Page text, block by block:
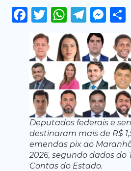
Facebook
Twitter
Deputados federais e
destinaram mais de R$
emendas pix ao
2026, segundo dados do
Contas do Estado.